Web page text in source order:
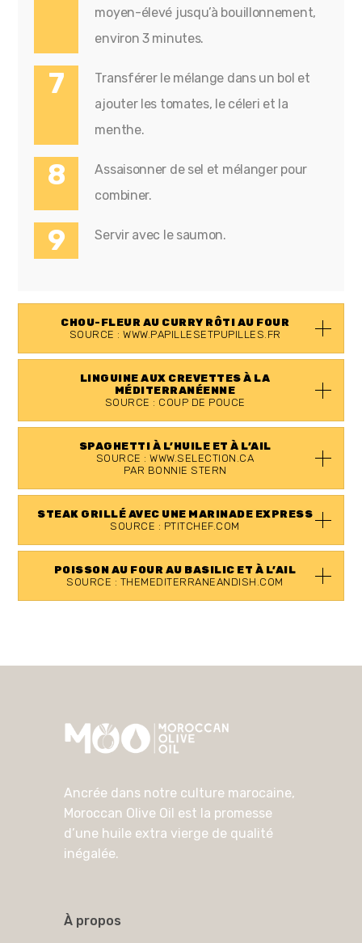
moyen-élevé jusqu’à bouillonnement,
environ 3 minutes.
Transférer le mélange dans un bol et
ajouter les tomates, le céleri et la
menthe.
Assaisonner de sel et mélanger pour
combiner.
Servir avec le saumon.
CHOU-FLEUR AU CURRY RÔTI AU FOUR
SOURCE : WWW.PAPILLESETPUPILLES.FR
LINGUINE AUX CREVETTES À LA
MÉDITERRANÉENNE
SOURCE : COUP DE POUCE
SPAGHETTI À L’HUILE ET À L’AIL
SOURCE : WWW.SELECTION.CA
PAR BONNIE STERN
STEAK GRILLÉ AVEC UNE MARINADE EXPRESS
SOURCE : PTITCHEF.COM
POISSON AU FOUR AU BASILIC ET À L’AIL
SOURCE : THEMEDITERRANEANDISH.COM
Ancrée dans notre culture marocaine,
Moroccan Olive Oil est la promesse
d’une huile extra vierge de qualité
inégalée.
À propos